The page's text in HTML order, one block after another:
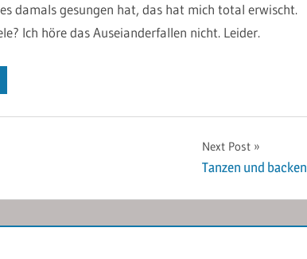
damals gesungen hat, das hat mich total erwischt.
Ich höre das Auseianderfallen nicht. Leider.
Next Post
Tanzen und backen